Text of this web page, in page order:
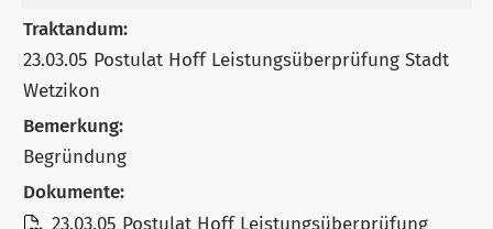
Traktandum:
23.03.05 Postulat Hoff Leistungsüberprüfung Stadt
Wetzikon
Bemerkung:
Begründung
Dokumente:
23.03.05 Postulat Hoff Leistungsüberprüfung